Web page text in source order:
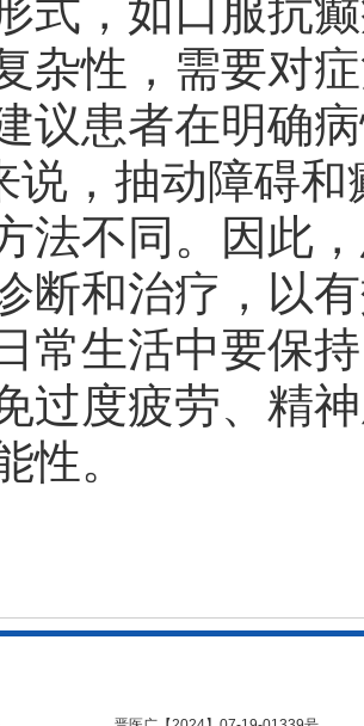
式，如口服抗
杂性，需要对
议患者在明确
说，抽动障碍
法不同。因此
断和治疗，以
常生活中要保
过度疲劳、精
性。